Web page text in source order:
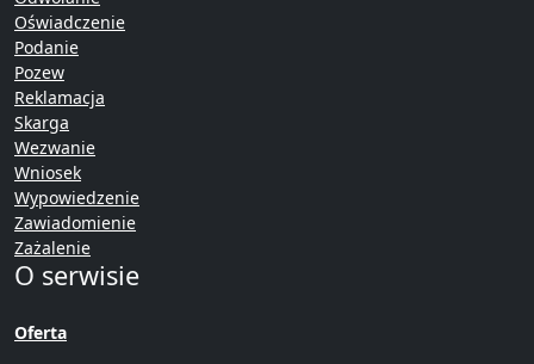
Oświadczenie
Podanie
Pozew
Reklamacja
Skarga
Wezwanie
Wniosek
Wypowiedzenie
Zawiadomienie
Zażalenie
O serwisie
Oferta